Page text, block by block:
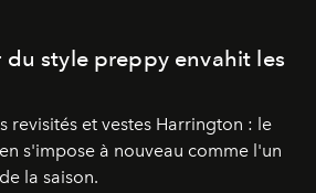
style preppy envahit les
revisités et vestes Harrington : le
s'impose à nouveau comme l'un
la saison.